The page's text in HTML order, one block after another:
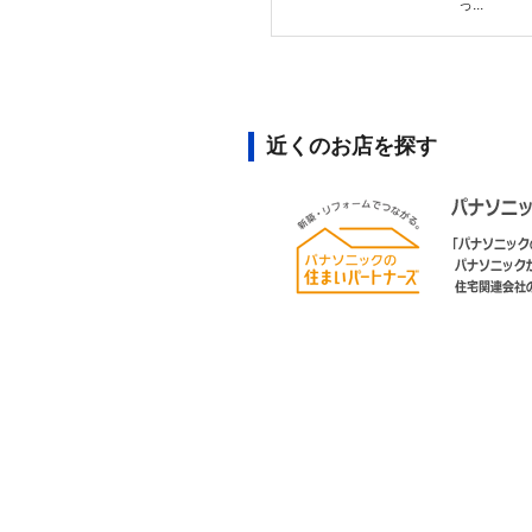
っ...
近くのお店を探す